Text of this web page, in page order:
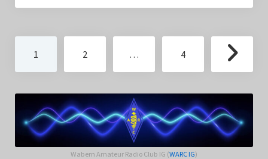
Beiträge
1 2 … 4
Wabern Amateur Radio Club IG (WARC IG)